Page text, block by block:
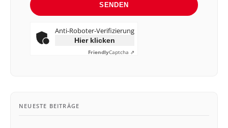
SENDEN
Anti-Roboter-Verifizierung
Hier klicken
FriendlyCaptcha ⇗
NEUESTE BEITRÄGE